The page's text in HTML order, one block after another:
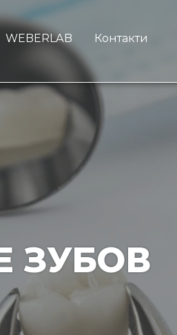
WEBERLAB Контакти
ЗУБОВ